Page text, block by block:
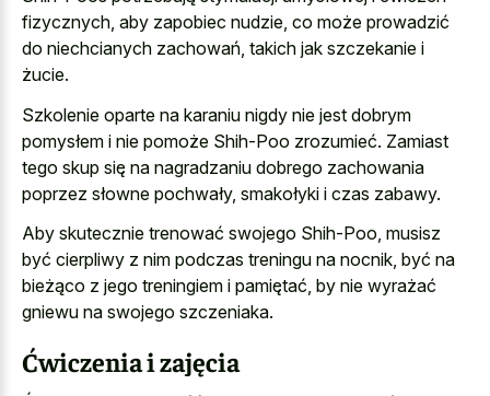
fizycznych, aby zapobiec nudzie, co może prowadzić
do niechcianych zachowań, takich jak szczekanie i
żucie.
Szkolenie oparte na karaniu nigdy nie jest dobrym
pomysłem i nie pomoże Shih-Poo zrozumieć. Zamiast
tego skup się na nagradzaniu dobrego zachowania
poprzez słowne pochwały, smakołyki i czas zabawy.
Aby skutecznie trenować swojego Shih-Poo, musisz
być cierpliwy z nim podczas treningu na nocnik, być na
bieżąco z jego treningiem i pamiętać, by nie wyrażać
gniewu na swojego szczeniaka.
Ćwiczenia i zajęcia